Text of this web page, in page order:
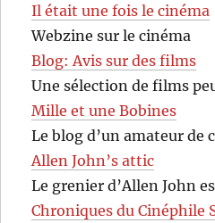
Il était une fois le cinéma
Webzine sur le cinéma
Blog: Avis sur des films
Une sélection de films
Mille et une Bobines
Le blog d’un amateur de
Allen John’s attic
Le grenier d’Allen John
Chroniques du Cinéphile